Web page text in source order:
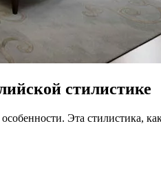
стилистике
Эта стилистика,